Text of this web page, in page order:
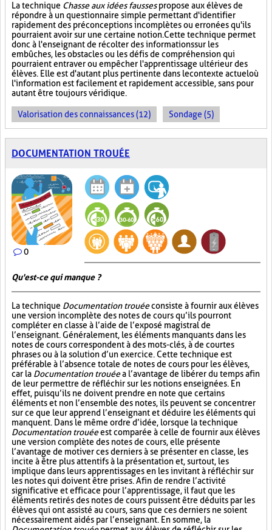
La technique Chasse aux idées faussespropose aux élèves de
répondre à un questionnaire simple permettant d'identifier
rapidement des préconceptions incomplètes ou erronées qu'ils
pourraient avoir sur une certaine notion. Cette technique permet
donc à l'enseignant de récolter des informations sur les
embûches, les obstacles ou les défis de compréhension qui
pourraient entraver ou empêcher l'apprentissage ultérieur des
élèves. Elle est d'autant plus pertinente dans le contexte actuel où
l'information est facilement et rapidement accessible, sans pour
autant être toujours véridique.
Valorisation des connaissances (12) Sondage (5)
DOCUMENTATION TROUÉE
0
Qu'est-ce qui manque ?
La technique Documentation trouéeconsiste à fournir aux élèves
une version incomplète des notes de cours qu’ils pourront
compléter en classe à l’aide de l’exposé magistral de
l’enseignant. Généralement, les éléments manquants dans les
notes de cours correspondent à des mots-clés, à de courtes
phrases ou à la solution d’un exercice. Cette technique est
préférable à l’absence totale de notes de cours pour les élèves,
car la Documentation trouéea l’avantage de libérer du temps afin
de leur permettre de réfléchir sur les notions enseignées. En
effet, puisqu’ils ne doivent prendre en note que certains
éléments et non l’ensemble des notes, ils peuvent se concentrer
sur ce que leur apprend l’enseignant et déduire les éléments qui
manquent. Dans le même ordre d’idée, lorsque la technique
Documentation trouéeest comparée à celle de fournir aux élèves
une version complète des notes de cours, elle présente
l’avantage de motiver ces derniers à se présenter en classe, les
incite à être plus attentifs à la présentation et, surtout, les
implique dans leurs apprentissages en les invitant à réfléchir sur
les notes qui doivent être prises. Afin de rendre l’activité
significative et efficace pour l’apprentissage, il faut que les
éléments retirés des notes de cours puissent être déduits par les
élèves qui ont assisté au cours, sans que ces derniers ne soient
nécessairement aidés par l’enseignant. En somme, la